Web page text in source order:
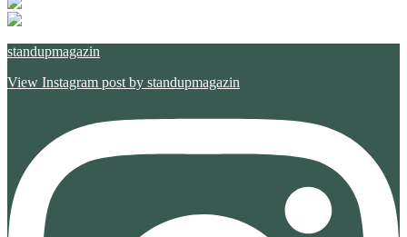
standupmagazin
View Instagram post by standupmagazin